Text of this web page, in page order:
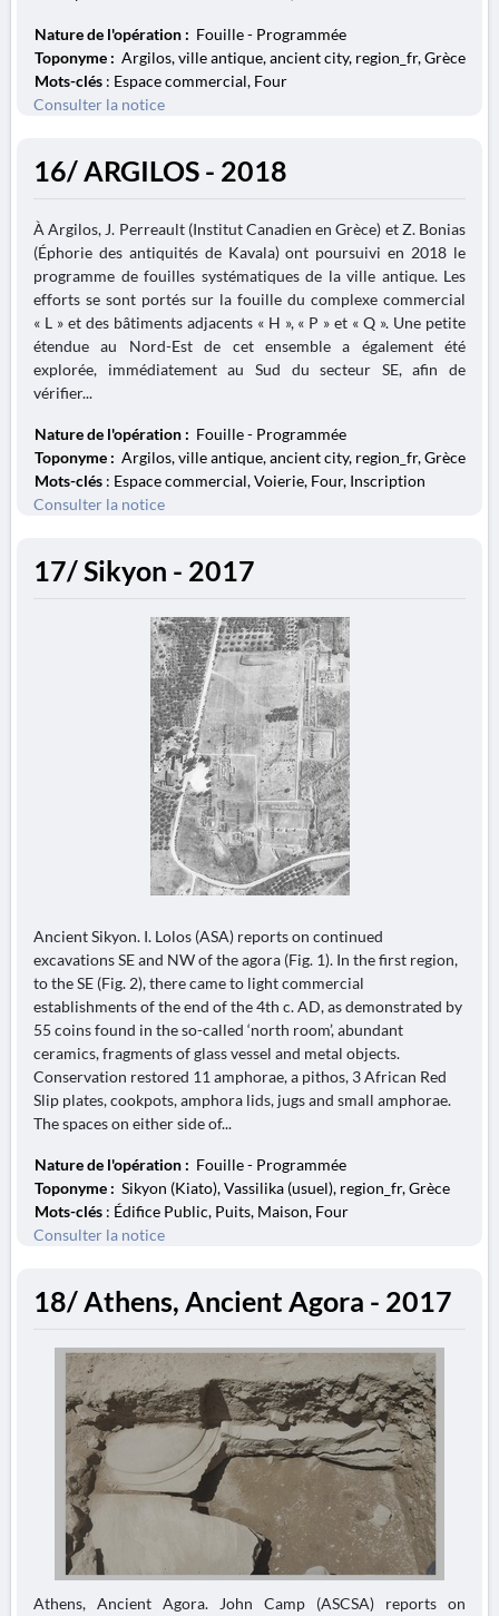
Nature de l'opération : Fouille - Programmée
Toponyme : Argilos, ville antique, ancient city, region_fr, Grèce
Mots-clés : Espace commercial, Four
Consulter la notice
16/ ARGILOS - 2018
À Argilos, J. Perreault (Institut Canadien en Grèce) et Z. Bonias
(Éphorie des antiquités de Kavala) ont poursuivi en 2018 le
programme de fouilles systématiques de la ville antique. Les
efforts se sont portés sur la fouille du complexe commercial
« L » et des bâtiments adjacents « H », « P » et « Q ». Une petite
étendue au Nord-Est de cet ensemble a également été
explorée, immédiatement au Sud du secteur SE, afin de
vérifier...
Nature de l'opération : Fouille - Programmée
Toponyme : Argilos, ville antique, ancient city, region_fr, Grèce
Mots-clés : Espace commercial, Voierie, Four, Inscription
Consulter la notice
17/ Sikyon - 2017
Ancient Sikyon. I. Lolos (ASA) reports on continued
excavations SE and NW of the agora (Fig. 1). In the first region,
to the SE (Fig. 2), there came to light commercial
establishments of the end of the 4th c. AD, as demonstrated by
55 coins found in the so-called ‘north room’, abundant
ceramics, fragments of glass vessel and metal objects.
Conservation restored 11 amphorae, a pithos, 3 African Red
Slip plates, cookpots, amphora lids, jugs and small amphorae.
The spaces on either side of...
Nature de l'opération : Fouille - Programmée
Toponyme : Sikyon (Kiato), Vassilika (usuel), region_fr, Grèce
Mots-clés : Édifice Public, Puits, Maison, Four
Consulter la notice
18/ Athens, Ancient Agora - 2017
Athens, Ancient Agora. John Camp (ASCSA) reports on